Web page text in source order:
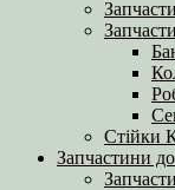
Стійки
Запчастини